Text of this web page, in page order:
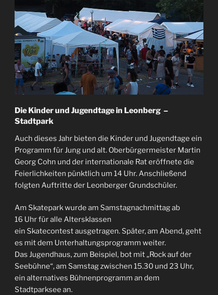
Die Kinder und Jugendtage in Leonberg –
Stadtpark
Auch dieses Jahr bieten die Kinder und Jugendtage ein
Programm für Jung und alt. Oberbürgermeister Martin
Georg Cohn und der internationale Rat eröffnete die
Feierlichkeiten pünktlich um 14 Uhr. Anschließend
folgten Auftritte der Leonberger Grundschüler.
Am Skatepark wurde am Samstagnachmittag ab
16 Uhr für alle Altersklassen
ein Skatecontest ausgetragen. Später, am Abend, geht
es mit dem Unterhaltungsprogramm weiter.
Das Jugendhaus, zum Beispiel, bot mit „Rock auf der
Seebühne“, am Samstag zwischen 15.30 und 23 Uhr,
ein alternatives Bühnenprogramm an dem
Stadtparksee an.